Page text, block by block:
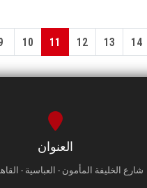
10 11 12 13 14
العنوان
شارع الخليفة المأمون - العباسية -